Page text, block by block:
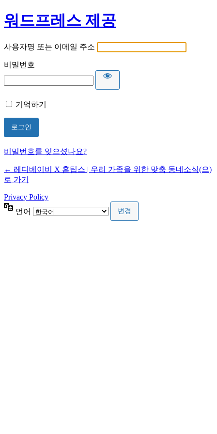
워드프레스 제공
사용자명 또는 이메일 주소
비밀번호
기억하기
비밀번호를 잊으셨나요?
← 레디베이비 X 홈팁스 | 우리 가족을 위한 맞춤 동네소식(으)
로 가기
Privacy Policy
언어